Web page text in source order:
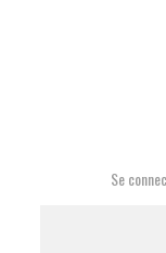
Se